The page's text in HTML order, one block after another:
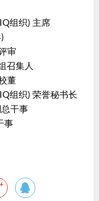
组织) 主席
审
召集人
董
组织) 荣誉秘书长
干事
事